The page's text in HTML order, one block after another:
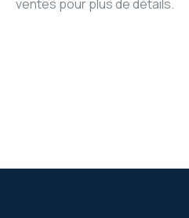
ventes pour plus de détails.